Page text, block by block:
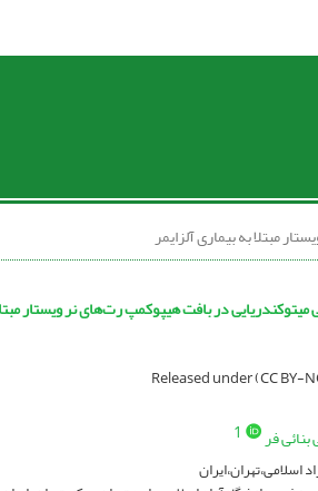
بنائی فر 1
اسلامی،تهران،ایران